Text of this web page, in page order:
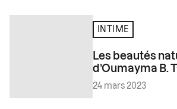
INTIME
Les beautés
d’Oumayma B.
24 mars 2023